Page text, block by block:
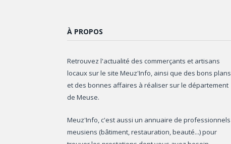
À PROPOS
Retrouvez l'actualité des commerçants et artisans
locaux sur le site Meuz'Info, ainsi que des bons plans
et des bonnes affaires à réaliser sur le département
de Meuse.
Meuz'Info, c'est aussi un annuaire de professionnels
meusiens (bâtiment, restauration, beauté...) pour